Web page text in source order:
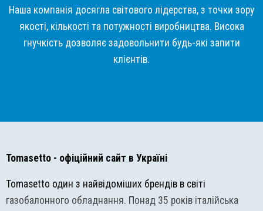
Наша компанія досягла світового лідерства, з точки зору
якості, кількості та потужності виробництва. Висока
гнучкість дозволяє задовольнити будь-які запити
клієнтів.
Tomasetto - офіційний сайт в Україні
Tomasetto один з найвідоміших брендів в світі
газобалонного обладнання. Понад 35 років італійська